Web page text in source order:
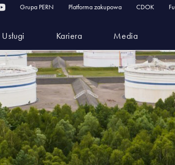
Grupa PERN Platforma zakupowa CDOK
Usługi Kariera Media